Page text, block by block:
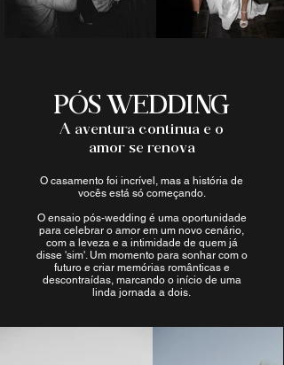
PÓS WEDDING
A aventura continua e o
amor se renova
O casamento foi incrível, mas a história de
vocês está só começando.
O ensaio pós-wedding é uma oportunidade
para celebrar o amor em um novo cenário,
com a leveza e a intimidade de quem já
disse 'sim'. Um momento para sonhar com o
futuro e criar memórias românticas e
descontraídas, marcando o início de uma
linda jornada a dois.